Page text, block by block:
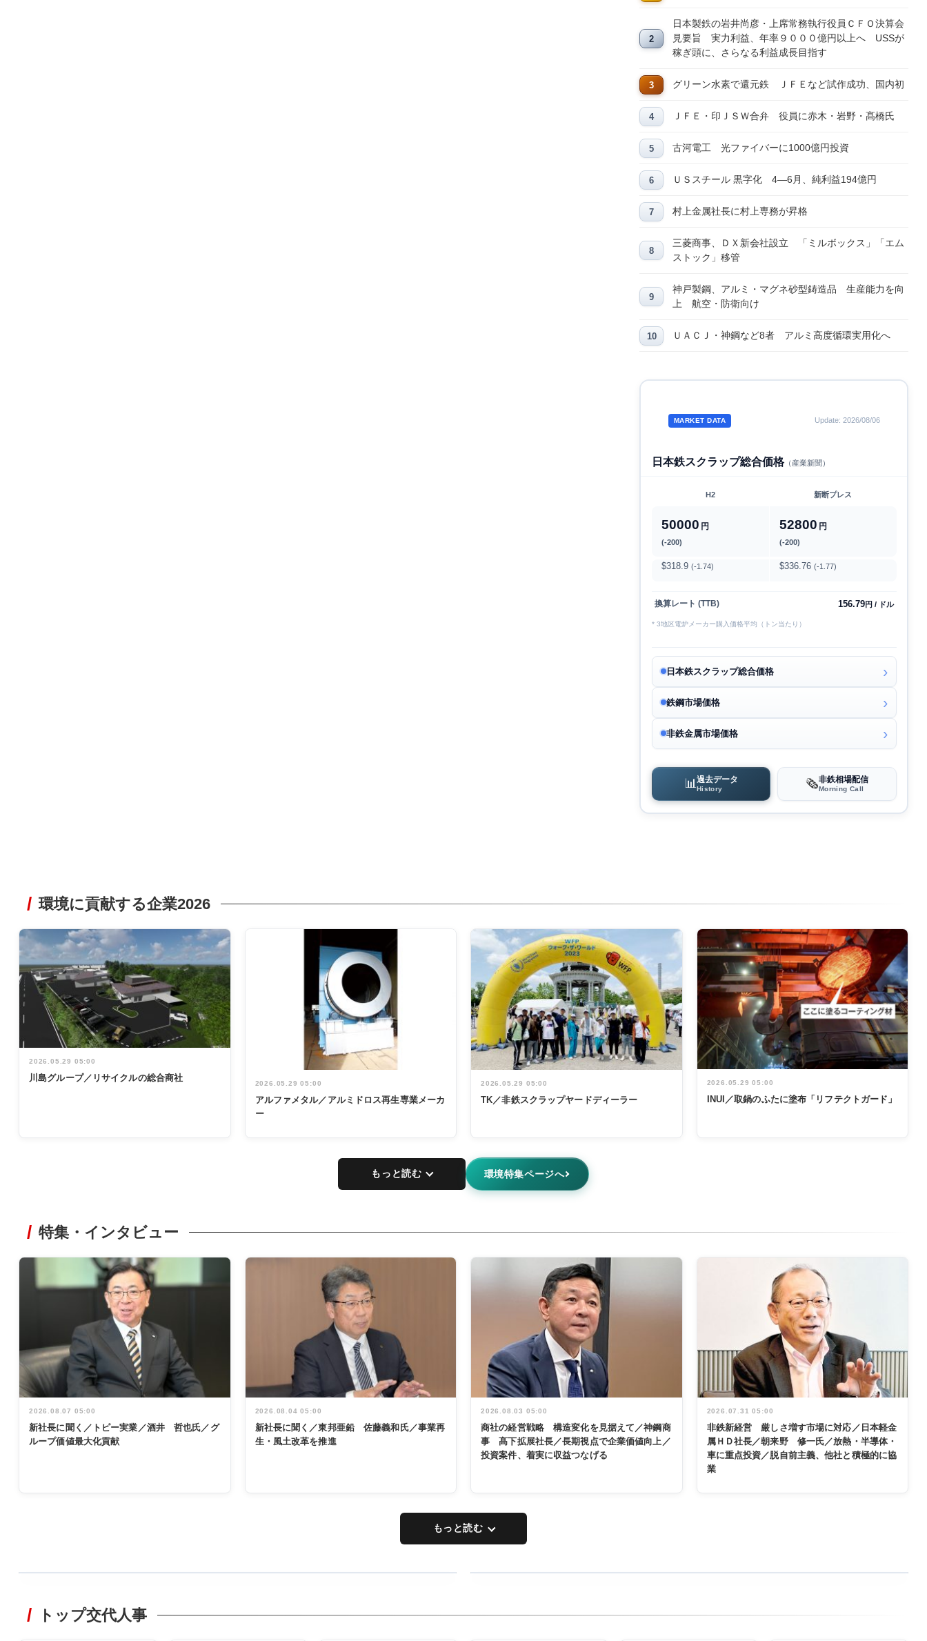
日本製鉄の岩井尚彦・上席常務執行役員ＣＦＯ決算会
見要旨 実力利益、年率９０００億円以上へ USSが
稼ぎ頭に、さらなる利益成長目指す
グリーン水素で還元鉄 ＪＦＥなど試作成功、国内初
ＪＦＥ・印ＪＳＷ合弁 役員に赤木・岩野・髙橋氏
古河電工 光ファイバーに1000億円投資
ＵＳスチール 黒字化 4―6月、純利益194億円
村上金属社長に村上専務が昇格
三菱商事、ＤＸ新会社設立 「ミルボックス」「エム
ストック」移管
神戸製鋼、アルミ・マグネ砂型鋳造品 生産能力を向
上 航空・防衛向け
ＵＡＣＪ・神鋼など8者 アルミ高度循環実用化へ
MARKET DATA Update: 2026/08/06
日本鉄スクラップ総合価格（産業新聞）
H2 新断プレス
50000 円
(-200)
52800 円
(-200)
$318.9 (-1.74) $336.76 (-1.77)
換算レート (TTB) 156.79円 / ドル
* 3地区電炉メーカー購入価格平均（トン当たり）
日本鉄スクラップ総合価格
鉄鋼市場価格
非鉄金属市場価格
📊 過去データ
History 🗞️非鉄相場配信
Morning Call
環境に貢献する企業2026
2026.05.29 05:00
川島グループ／リサイクルの総合商社
2026.05.29 05:00
アルファメタル／アルミドロス再生専業メーカ
ー
2026.05.29 05:00
TK／非鉄スクラップヤードディーラー
2026.05.29 05:00
INUI／取鍋のふたに塗布「リフテクトガード」
もっと読む 環境特集ページへ
特集・インタビュー
2026.08.07 05:00
新社長に聞く／トピー実業／酒井 哲也氏／グ
ループ価値最大化貢献
2026.08.04 05:00
新社長に聞く／東邦亜鉛 佐藤義和氏／事業再
生・風土改革を推進
2026.08.03 05:00
商社の経営戦略 構造変化を見据えて／神鋼商
事 髙下拡展社長／長期視点で企業価値向上／
投資案件、着実に収益つなげる
2026.07.31 05:00
非鉄新経営 厳しさ増す市場に対応／日本軽金
属ＨＤ社長／朝来野 修一氏／放熱・半導体・
車に重点投資／脱自前主義、他社と積極的に協
業
もっと読む
非鉄業界で
トップ交代人事